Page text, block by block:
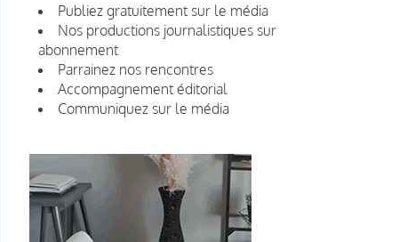
Publiez gratuitement sur le média
Nos productions journalistiques sur
abonnement
Parrainez nos rencontres
Accompagnement éditorial
Communiquez sur le média